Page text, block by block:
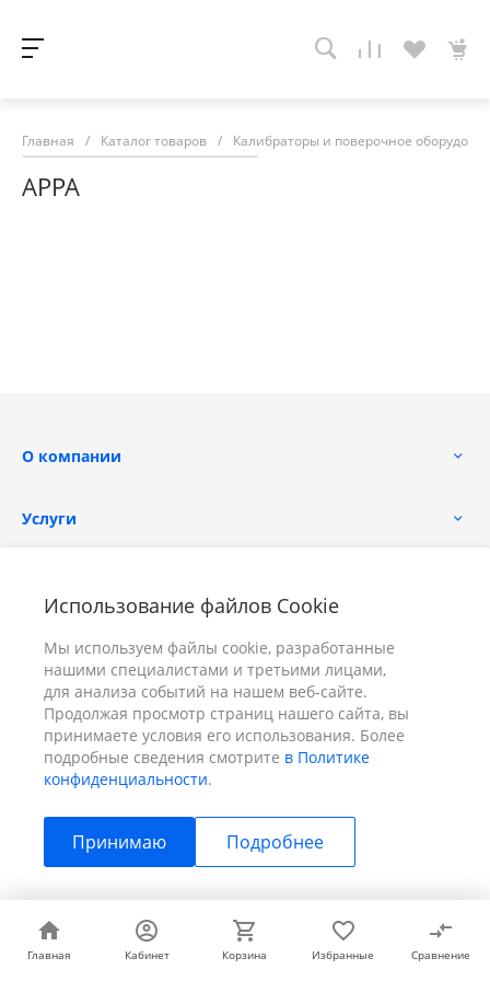
Использование файлов Cookie
Мы используем файлы cookie, разработанные
нашими специалистами и третьими лицами,
для анализа событий на нашем веб-сайте.
Продолжая просмотр страниц нашего сайта, вы
принимаете условия его использования. Более
подробные сведения смотрите в Политике
конфиденциальности.
Принимаю Подробнее
Главная Кабинет Корзина Избранные Сравнение
Главная Кабинет Корзина Избранные Сравнение
Главная / Каталог товаров / Калибраторы и поверочное
APPA
О компании
Услуги
+7 (391) 298-00-11 Заказать звонок
г. Красноярск, пер. Телевизорный 9 "А" ООО "ПРИЗМ"
© 2026 ПРИЗМ, Все права защищены